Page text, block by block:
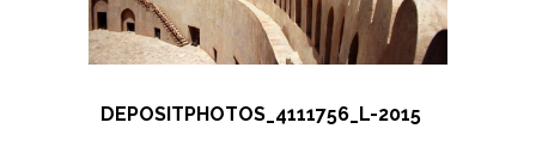
DEPOSITPHOTOS_4111756_L-2015